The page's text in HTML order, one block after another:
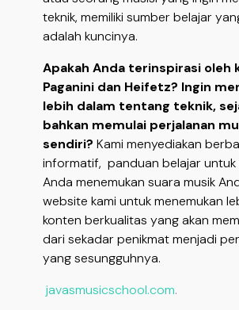
teknik, memiliki sumber belajar
adalah kuncinya.
Apakah Anda terinspirasi oleh
Paganini dan Heifetz? Ingin
lebih dalam tentang teknik,
bahkan memulai perjalanan
sendiri? Kami menyediakan
informatif, panduan belajar untuk
Anda menemukan suara musik
website kami untuk menemukan
konten berkualitas yang akan
dari sekadar penikmat menjadi
yang sesungguhnya.
javasmusicschool.com.